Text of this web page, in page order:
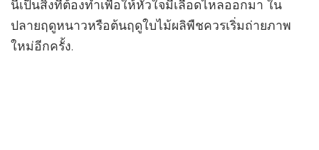
นี่เป็นสิ่งที่ต้องทำเพื่อให้หัวใจมีเลือดไหลออกมา ใน
ปลายฤดูหนาวหรือต้นฤดูใบไม้ผลิพืชควรเริ่มถ่ายภาพ
ใหม่อีกครั้ง.